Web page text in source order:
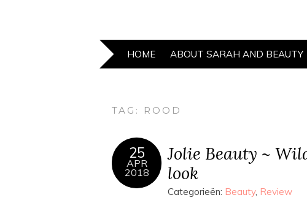
HOME ABOUT SARAH AND BEAUTY
TAG: ROOD
25
APR
2018
Jolie Beauty ~
look
Categorieën: Beauty, Review